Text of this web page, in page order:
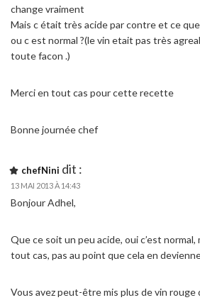
change vraiment
Mais c était très acide par contre et ce que
ou c est normal ?(le vin etait pas très
toute facon .)
Merci en tout cas pour cette recette
Bonne journée chef
chefNini dit :
13 MAI 2013 À 14:43
Bonjour Adhel,
Que ce soit un peu acide, oui c’est normal,
tout cas, pas au point que cela en
Vous avez peut-être mis plus de vin rouge